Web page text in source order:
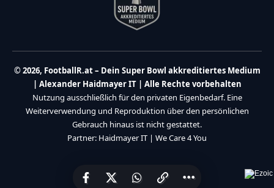
© 2026, FootballR.at – Dein Super Bowl akkreditiertes Medium
| Alexander Haidmayer IT | Alle Rechte vorbehalten
Nutzung ausschließlich für den privaten Eigenbedarf. Eine
Weiterverwendung und Reproduktion über den persönlichen
Gebrauch hinaus ist nicht gestattet.
Partner: Haidmayer IT | We Care 4 You